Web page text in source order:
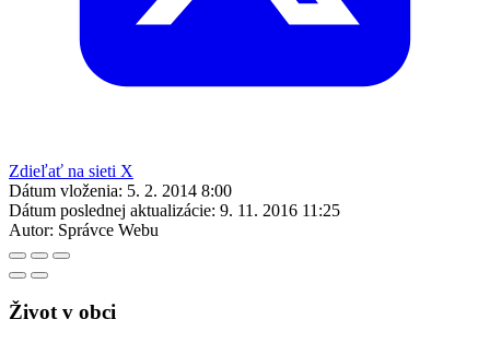
Zdieľať na sieti X
Dátum vloženia: 5. 2. 2014 8:00
Dátum poslednej aktualizácie: 9. 11. 2016 11:25
Autor: Správce Webu
Život v obci